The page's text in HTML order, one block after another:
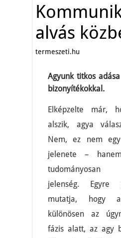
alvás
termeszeti.hu
Agyunk titkos
bizonyítékokkal.
Elképzelte már,
alszik, agya
Nem, ez nem
jelenete –
tudományosan
jelenség. Egyre
mutatja, hogy
különösen az
fázis alatt, az agy